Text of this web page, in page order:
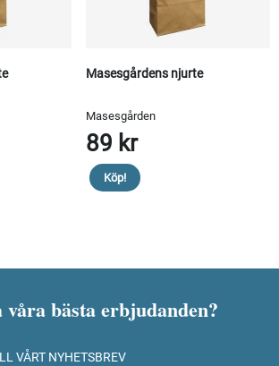
Masesgårdens njurte
Masesgården
89 kr
Köp!
bästa erbjudanden?
VÅRT NYHETSBREV